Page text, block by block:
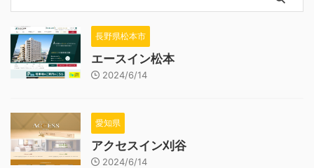
長野県松本市
エースイン松本
2024/6/14
愛知県
アクセスイン刈谷
2024/6/14